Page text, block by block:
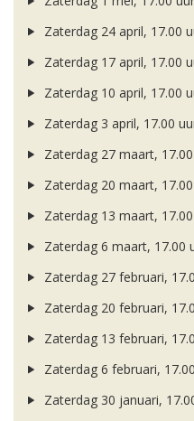
Zaterdag 24 april, 17.00
Zaterdag 17 april, 17.00
Zaterdag 10 april, 17.00
Zaterdag 3 april, 17.00
Zaterdag 27 maart,
Zaterdag 20 maart,
Zaterdag 13 maart,
Zaterdag 6 maart, 17.00
Zaterdag 27 februari,
Zaterdag 20 februari,
Zaterdag 13 februari,
Zaterdag 6 februari,
Zaterdag 30 januari,